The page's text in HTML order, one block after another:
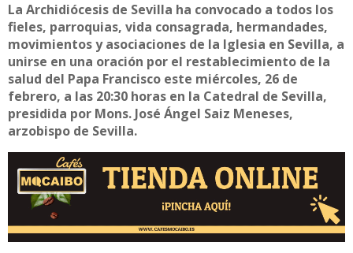
La Archidiócesis de Sevilla ha convocado a todos los
fieles, parroquias, vida consagrada, hermandades,
movimientos y asociaciones de la Iglesia en Sevilla, a
unirse en una oración por el restablecimiento de la
salud del Papa Francisco este miércoles, 26 de
febrero, a las 20:30 horas en la Catedral de Sevilla,
presidida por Mons. José Ángel Saiz Meneses,
arzobispo de Sevilla.